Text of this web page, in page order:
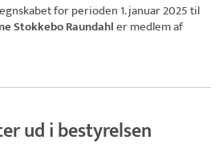
for perioden 1. januar 2025 til
Stokkebo Raundahler medlem af
ud i bestyrelsen